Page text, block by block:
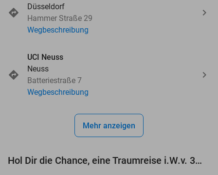
Düsseldorf
Hammer Straße 29
Wegbeschreibung
UCI Neuss
Neuss
Batteriestraße 7
Wegbeschreibung
Mehr anzeigen
Hol Dir die Chance, eine Traumreise i.W.v. 3.000 € zu gewinnen!